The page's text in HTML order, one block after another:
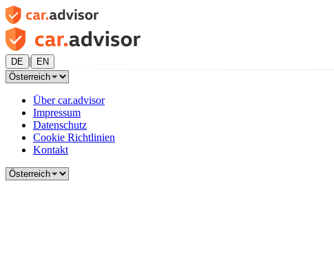
DE | EN
Über car.advisor
Impressum
Datenschutz
Cookie Richtlinien
Kontakt